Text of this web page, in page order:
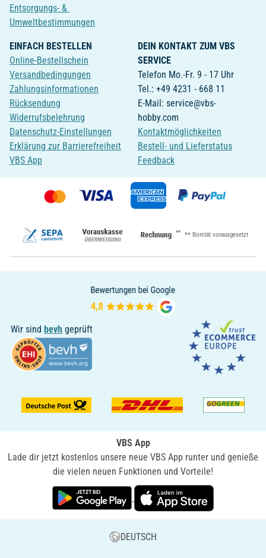
Entsorgungs- &
Umweltbestimmungen
EINFACH BESTELLEN
Online-Bestellschein
Versandbedingungen
Zahlungsinformationen
Rücksendung
Widerrufsbelehrung
Datenschutz-Einstellungen
Erklärung zur Barrierefreiheit
VBS App
DEIN KONTAKT ZUM VBS
SERVICE
Telefon Mo.-Fr. 9 - 17 Uhr
Tel.: +49 4231 - 668 11
E-Mail: service@vbs-
hobby.com
Kontaktmöglichkeiten
Bestell- und Lieferstatus
Feedback
** ** Bonität vorausgesetzt
Wir sind bevh geprüft
VBS App
Lade dir jetzt kostenlos unsere neue VBS App runter und genieße
die vielen neuen Funktionen und Vorteile!
DEUTSCH